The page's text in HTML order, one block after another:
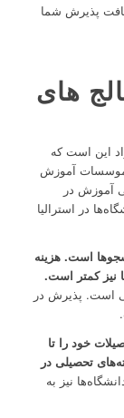
پذیرش شما
های
این است که
موسسات آموزش
آموزش در
در استرالیا
است. هزینه
نیز کمتر است.
است. پذیرش در
خود را تا
تحصیلی در
نیز به